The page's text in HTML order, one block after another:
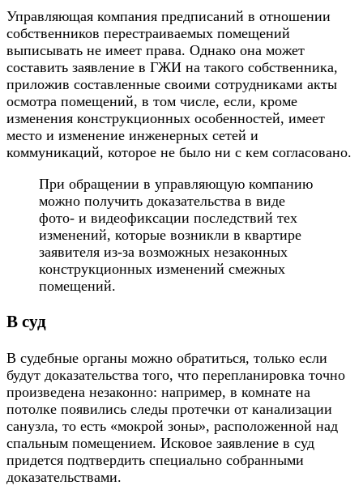
Управляющая компания предписаний в отношении
собственников перестраиваемых помещений
выписывать не имеет права. Однако она может
составить заявление в ГЖИ на такого собственника,
приложив составленные своими сотрудниками акты
осмотра помещений, в том числе, если, кроме
изменения конструкционных особенностей, имеет
место и изменение инженерных сетей и
коммуникаций, которое не было ни с кем согласовано.
При обращении в управляющую компанию
можно получить доказательства в виде
фото- и видеофиксации последствий тех
изменений, которые возникли в квартире
заявителя из-за возможных незаконных
конструкционных изменений смежных
помещений.
В суд
В судебные органы можно обратиться, только если
будут доказательства того, что перепланировка точно
произведена незаконно: например, в комнате на
потолке появились следы протечки от канализации
санузла, то есть «мокрой зоны», расположенной над
спальным помещением. Исковое заявление в суд
придется подтвердить специально собранными
доказательствами.